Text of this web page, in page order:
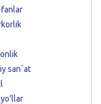
fanlar
sanʼat
yo'llar